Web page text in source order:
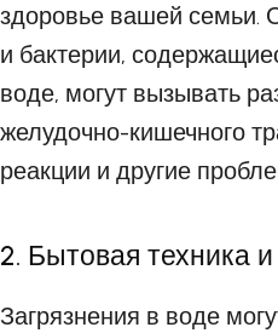
здоровье вашей семьи.
и бактерии,
воде, могут вызывать
желудочно-кишечного
реакции и другие
2. Бытовая техника
Загрязнения в воде